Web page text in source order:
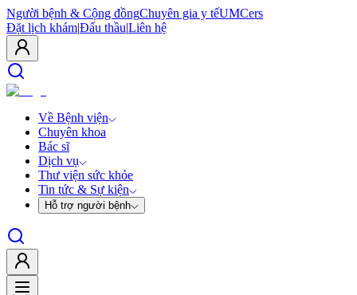
Người bệnh & Cộng đồngChuyên gia y tếUMCers
Đặt lịch khám|Đấu thầu|Liên hệ
Về Bệnh viện
Chuyên khoa
Bác sĩ
Dịch vụ
Thư viện sức khỏe
Tin tức & Sự kiện
Hỗ trợ người bệnh